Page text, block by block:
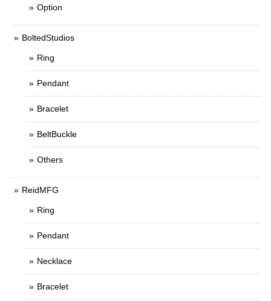
Option
BoltedStudios
Ring
Pendant
Bracelet
BeltBuckle
Others
ReidMFG
Ring
Pendant
Necklace
Bracelet